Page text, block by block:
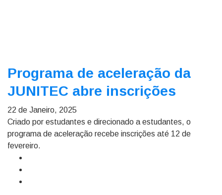
Programa de aceleração da
JUNITEC abre inscrições
22 de Janeiro, 2025
Criado por estudantes e direcionado a estudantes, o
programa de aceleração recebe inscrições até 12 de
fevereiro.